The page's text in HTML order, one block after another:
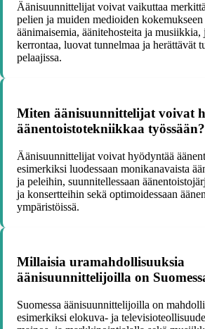
Äänisuunnittelijat voivat vaikuttaa
pelien ja muiden medioiden
äänimaisemia, äänitehosteita ja
kerrontaa, luovat tunnelmaa ja herättävät
pelaajissa.
Miten äänisuunnittelijat voivat
äänentoistotekniikkaa työssään?
Äänisuunnittelijat voivat hyödyntää
esimerkiksi luodessaan monikanavaista
ja peleihin, suunnitellessaan
ja konsertteihin sekä optimoidessaan
ympäristöissä.
Millaisia uramahdollisuuksia
äänisuunnittelijoilla on
Suomessa äänisuunnittelijoilla on
esimerkiksi elokuva- ja